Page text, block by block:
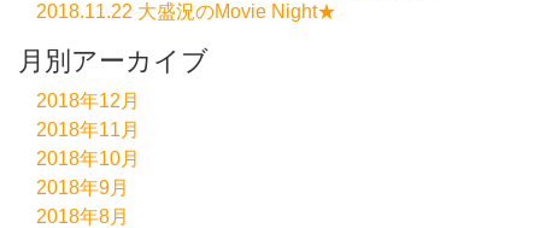
2018.11.22 大盛況のMovie Night★
月別アーカイブ
2018年12月
2018年11月
2018年10月
2018年9月
2018年8月